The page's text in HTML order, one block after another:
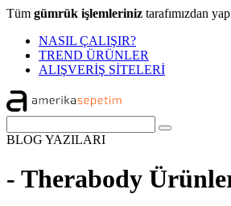
Tüm gümrük işlemleriniz tarafımızdan
NASIL ÇALIŞIR?
TREND ÜRÜNLER
ALIŞVERİŞ SİTELERİ
BLOG YAZILARI
- Therabody